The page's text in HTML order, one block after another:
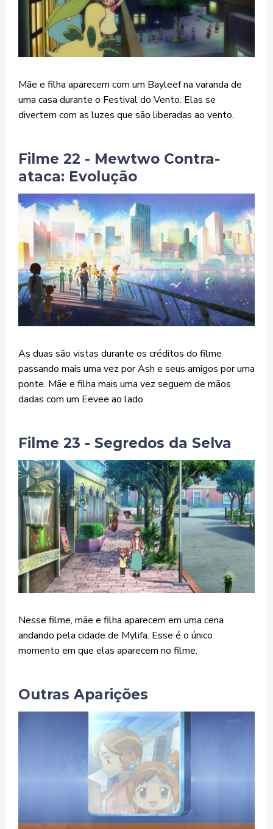
Mãe e filha aparecem com um Bayleef na varanda de
uma casa durante o Festival do Vento. Elas se
divertem com as luzes que são liberadas ao vento.
Filme 22 - Mewtwo Contra-
ataca: Evolução
As duas são vistas durante os créditos do filme
passando mais uma vez por Ash e seus amigos por uma
ponte. Mãe e filha mais uma vez seguem de mãos
dadas com um Eevee ao lado.
Filme 23 - Segredos da Selva
Nesse filme, mãe e filha aparecem em uma cena
andando pela cidade de Mylifa. Esse é o único
momento em que elas aparecem no filme.
Outras Aparições